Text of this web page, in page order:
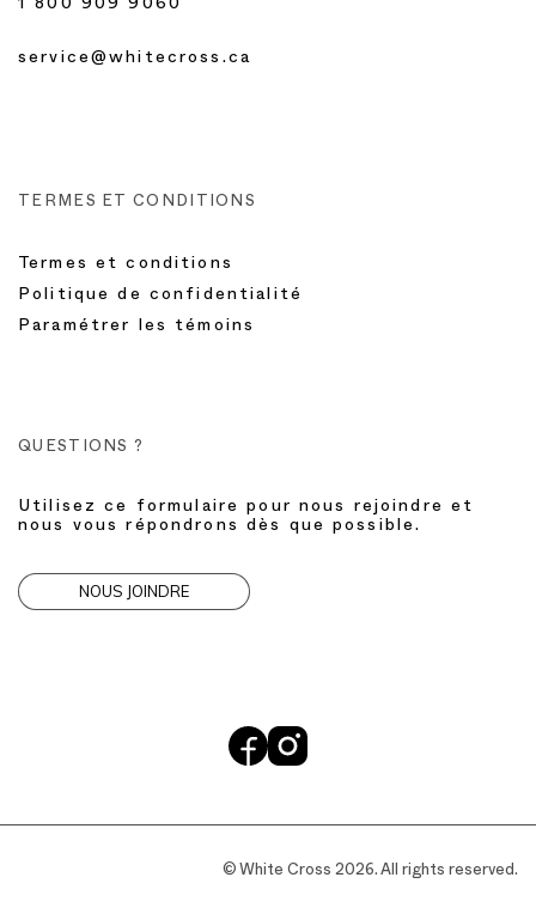
1 800 909 9060
service@whitecross.ca
TERMES ET CONDITIONS
Termes et conditions
Politique de confidentialité
Paramétrer les témoins
QUESTIONS ?
Utilisez ce formulaire pour nous rejoindre et
nous vous répondrons dès que possible.
NOUS JOINDRE
© White Cross 2026. All rights reserved.